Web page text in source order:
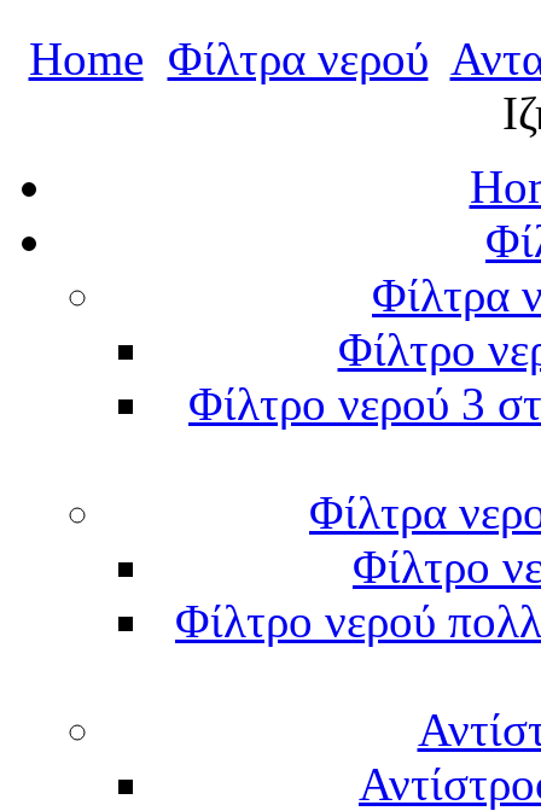
Home Φίλτρα νερού
Φίλτρα
Φίλτρο
Φίλτρο νερού 3
Φίλτρα
Φίλτρο
Φίλτρο νερού